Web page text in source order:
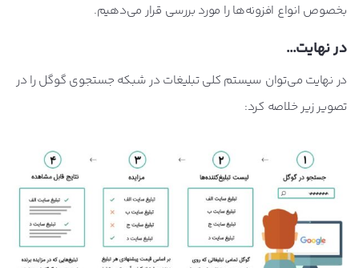
بخصوص انواع افزونه‌ها را مورد بررسی قرار می‌دهیم.
در نهایت…
در نهایت می‌توان سیستم کلی تبلیغات در شبکه جستجوی گوگل را در
تصویر زیر خلاصه کرد: